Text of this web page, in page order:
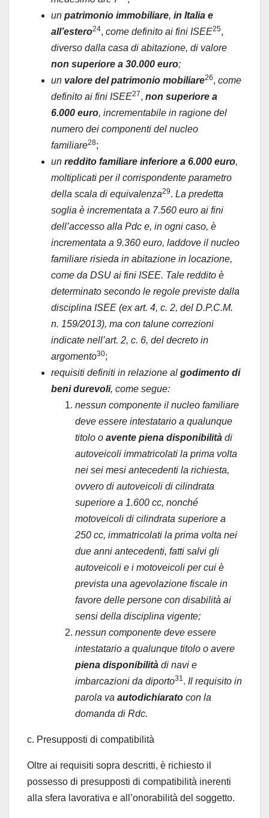
un patrimonio immobiliare, in Italia e
all’estero24, come definito ai fini ISEE25,
diverso dalla casa di abitazione, di valore
non superiore a 30.000 euro;
un valore del patrimonio mobiliare26, come
definito ai fini ISEE27, non superiore a
6.000 euro, incrementabile in ragione del
numero dei componenti del nucleo
familiare28;
un reddito familiare inferiore a 6.000 euro,
moltiplicati per il corrispondente parametro
della scala di equivalenza29. La predetta
soglia è incrementata a 7.560 euro ai fini
dell’accesso alla Pdc e, in ogni caso, è
incrementata a 9.360 euro, laddove il nucleo
familiare risieda in abitazione in locazione,
come da DSU ai fini ISEE. Tale reddito è
determinato secondo le regole previste dalla
disciplina ISEE (ex art. 4, c. 2, del D.P.C.M.
n. 159/2013), ma con talune correzioni
indicate nell’art. 2, c. 6, del decreto in
argomento30;
requisiti definiti in relazione al godimento di
beni durevoli, come segue:
nessun componente il nucleo familiare
deve essere intestatario a qualunque
titolo o avente piena disponibilità di
autoveicoli immatricolati la prima volta
nei sei mesi antecedenti la richiesta,
ovvero di autoveicoli di cilindrata
superiore a 1.600 cc, nonché
motoveicoli di cilindrata superiore a
250 cc, immatricolati la prima volta nei
due anni antecedenti, fatti salvi gli
autoveicoli e i motoveicoli per cui è
prevista una agevolazione fiscale in
favore delle persone con disabilità ai
sensi della disciplina vigente;
nessun componente deve essere
intestatario a qualunque titolo o avere
piena disponibilità di navi e
imbarcazioni da diporto31. Il requisito in
parola va autodichiarato con la
domanda di Rdc.
c. Presupposti di compatibilità
Oltre ai requisiti sopra descritti, è richiesto il
possesso di presupposti di compatibilità inerenti
alla sfera lavorativa e all’onorabilità del soggetto.